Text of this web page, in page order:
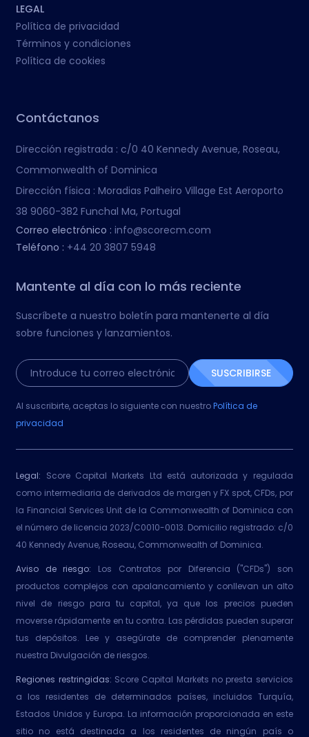
LEGAL
Política de privacidad
Términos y condiciones
Política de cookies
Contáctanos
Dirección registrada : c/0 40 Kennedy Avenue, Roseau,
Commonwealth of Dominica
Dirección física : Moradias Palheiro Village Est Aeroporto
38 9060-382 Funchal Ma, Portugal
Correo electrónico : info@scorecm.com
Teléfono : +44 20 3807 5948
Mantente al día con lo más reciente
Suscríbete a nuestro boletín para mantenerte al día
sobre funciones y lanzamientos.
SUSCRIBIRSE
Al suscribirte, aceptas lo siguiente con nuestroPolítica de
privacidad
Legal: Score Capital Markets Ltd está autorizada y regulada
como intermediaria de derivados de margen y FX spot, CFDs, por
la Financial Services Unit de la Commonwealth of Dominica con
el número de licencia 2023/C0010-0013. Domicilio registrado: c/0
40 Kennedy Avenue, Roseau, Commonwealth of Dominica.
Aviso de riesgo: Los Contratos por Diferencia ("CFDs") son
productos complejos con apalancamiento y conllevan un alto
nivel de riesgo para tu capital, ya que los precios pueden
moverse rápidamente en tu contra. Las pérdidas pueden superar
tus depósitos. Lee y asegúrate de comprender plenamente
nuestra Divulgación de riesgos.
Regiones restringidas: Score Capital Markets no presta servicios
a los residentes de determinados países, incluidos Turquía,
Estados Unidos y Europa. La información proporcionada en este
sitio no está destinada a los residentes de ningún país o